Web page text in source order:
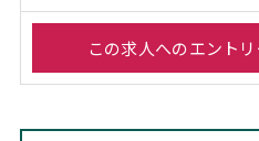
この求人へのエント